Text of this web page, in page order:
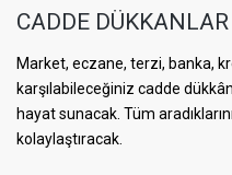
CADDE DÜKKANLAR
Market, eczane, terzi, banka,
karşılabileceğiniz cadde
hayat sunacak. Tüm
kolaylaştıracak.